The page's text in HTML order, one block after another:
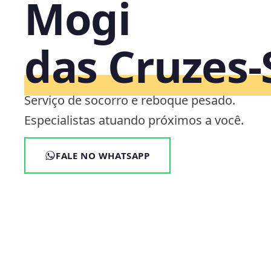
Mogi
das
Serviço de socorro e reboque pesado.
Especialistas atuando próximos a você.
FALE NO WHATSAPP